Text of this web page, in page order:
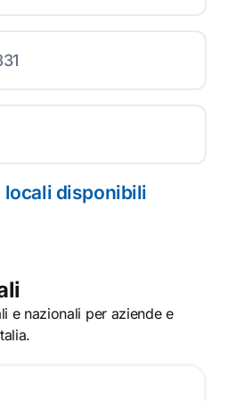
locali disponibili
e nazionali per aziende e